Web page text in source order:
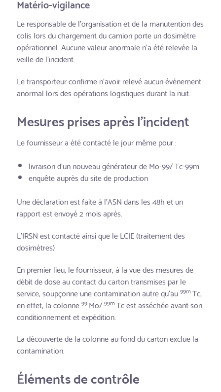
Matério-vigilance
Le responsable de l’organisation et de la manutention des
colis lors du chargement du camion porte un dosimètre
opérationnel. Aucune valeur anormale n’a été relevée la
veille de l’incident.
Le transporteur confirme n’avoir relevé aucun événement
anormal lors des opérations logistiques durant la nuit.
Mesures prises après l’incident
Le fournisseur a été contacté le jour même pour :
livraison d’un nouveau générateur de Mo-99/ Tc-99m
enquête auprès du site de production
Une déclaration est faite à l’ASN dans les 48h et un
rapport est envoyé 2 mois après.
L’IRSN est contacté ainsi que le LCIE (traitement des
dosimètres)
En premier lieu, le fournisseur, à la vue des mesures de
débit de dose au contact du carton transmises par le
service, soupçonne une contamination autre qu’au99mTc,
en effet, la colonne99Mo/99mTc est asséchée avant son
conditionnement et expédition.
La découverte de la colonne au fond du carton exclue la
contamination.
Éléments de contrôle